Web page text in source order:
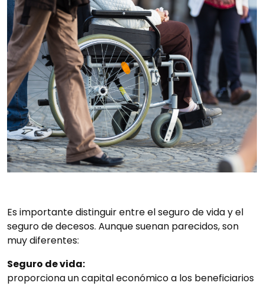
Es importante distinguir entre el seguro de vida y el
seguro de decesos. Aunque suenan parecidos, son
muy diferentes:
Seguro de vida:
proporciona un capital económico a los beneficiarios